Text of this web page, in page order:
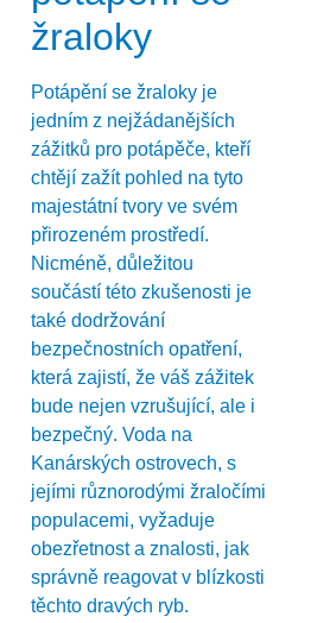
žraloky
Potápění se žraloky je
jedním z nejžádanějších
zážitků pro potápěče, kteří
chtějí zažít pohled na tyto
majestátní tvory ve svém
přirozeném prostředí.
Nicméně, důležitou
součástí této zkušenosti je
také dodržování
bezpečnostních opatření,
která zajistí, že váš zážitek
bude nejen vzrušující, ale i
bezpečný. Voda na
Kanárských ostrovech, s
jejími různorodými žraločími
populacemi, vyžaduje
obezřetnost a znalosti, jak
správně reagovat v blízkosti
těchto dravých ryb.